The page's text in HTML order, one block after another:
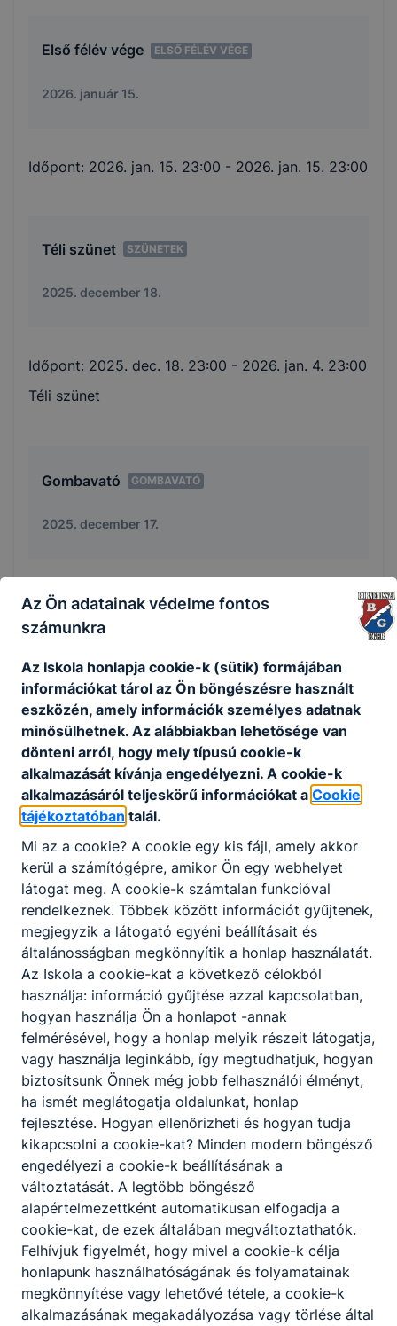
Első félév vége ELSŐ FÉLÉV VÉGE
2026. január 15.
Időpont: 2026. jan. 15. 23:00 - 2026. jan. 15. 23:00
Téli szünet SZÜNETEK
2025. december 18.
Időpont: 2025. dec. 18. 23:00 - 2026. jan. 4. 23:00
Téli szünet
Gombavató GOMBAVATÓ
2025. december 17.
Időpont: 2025. dec. 17. 23:00- 2025. dec. 18.
23:00
Karácsonyi
projekthetek
KARÁCSONYI PROJEKTHETEK
2025. november 30.
Időpont: 2025. nov. 30. 23:00- 2025. dec. 12.
23:00
Karácsonyi projekthetek
Nyílt nap NYÍLT NAP
2025. november 26.
Időpont: 2025. nov. 26. 11:00- 2025. nov. 26.
17:30
Délutáni nyílt nap
Nyílt nap NYÍLT NAP
2025. november 21.
Az Ön adatainak védelme fontos
számunkra
Az Iskola honlapja cookie-k (sütik) formájában
információkat tárol az Ön böngészésre használt
eszközén, amely információk személyes adatnak
minősülhetnek. Az alábbiakban lehetősége van
dönteni arról, hogy mely típusú cookie-k
alkalmazását kívánja engedélyezni. A cookie-k
alkalmazásáról teljeskörű információkat a Cookie
tájékoztatóban talál.
Mi az a cookie? A cookie egy kis fájl, amely akkor
kerül a számítógépre, amikor Ön egy webhelyet
látogat meg. A cookie-k számtalan funkcióval
rendelkeznek. Többek között információt gyűjtenek,
megjegyzik a látogató egyéni beállításait és
általánosságban megkönnyítik a honlap használatát.
Az Iskola a cookie-kat a következő célokból
használja: információ gyűjtése azzal kapcsolatban,
hogyan használja Ön a honlapot -annak
felmérésével, hogy a honlap melyik részeit látogatja,
vagy használja leginkább, így megtudhatjuk, hogyan
biztosítsunk Önnek még jobb felhasználói élményt,
ha ismét meglátogatja oldalunkat, honlap
fejlesztése. Hogyan ellenőrizheti és hogyan tudja
kikapcsolni a cookie-kat? Minden modern böngésző
engedélyezi a cookie-k beállításának a
változtatását. A legtöbb böngésző
alapértelmezettként automatikusan elfogadja a
cookie-kat, de ezek általában megváltoztathatók.
Felhívjuk figyelmét, hogy mivel a cookie-k célja
honlapunk használhatóságának és folyamatainak
megkönnyítése vagy lehetővé tétele, a cookie-k
alkalmazásának megakadályozása vagy törlése által